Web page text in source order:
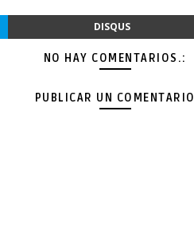
DISQUS
NO HAY COMENTARIOS.:
PUBLICAR UN COMENTARIO